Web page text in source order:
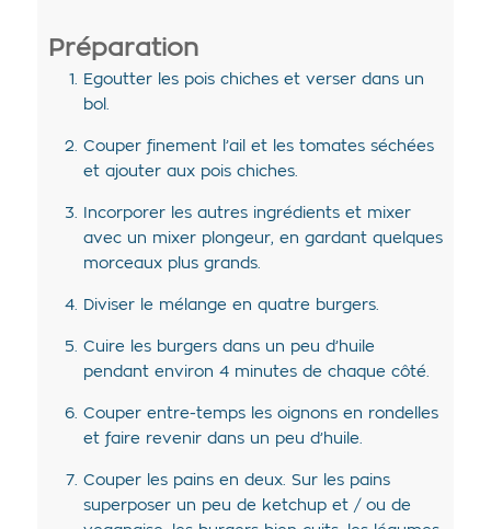
Préparation
Egoutter les pois chiches et verser dans un
bol.
Couper finement l’ail et les tomates séchées
et ajouter aux pois chiches.
Incorporer les autres ingrédients et mixer
avec un mixer plongeur, en gardant quelques
morceaux plus grands.
Diviser le mélange en quatre burgers.
Cuire les burgers dans un peu d’huile
pendant environ 4 minutes de chaque côté.
Couper entre-temps les oignons en rondelles
et faire revenir dans un peu d’huile.
Couper les pains en deux. Sur les pains
superposer un peu de ketchup et / ou de